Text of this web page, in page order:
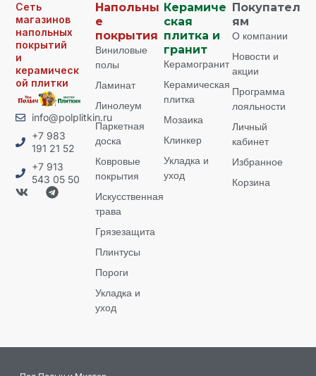
Сеть
магазинов
напольных
покрытий
и
керамическ
ой плитки
info@polplitkin.ru
+7 983
191 21 52
+7 913
543 05 50
Напольны
е
покрытия
Виниловые
полы
Ламинат
Линолеум
Паркетная
доска
Ковровые
покрытия
Искусственная
трава
Грязезащита
Плинтусы
Пороги
Укладка и
уход
Керамиче
ская
плитка и
гранит
Керамогранит
Керамическая
плитка
Мозаика
Клинкер
Укладка и
уход
Покупател
ям
О компании
Новости и
акции
Программа
лояльности
Личный
кабинет
Избранное
Корзина